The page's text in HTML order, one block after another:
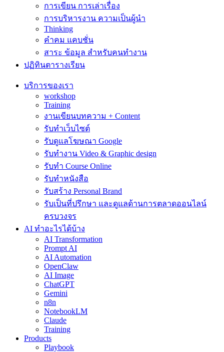
การเขียน การเล่าเรื่อง
การบริหารงาน ความเป็นผู้นำ
Thinking
คำคม แคบชั่น
สาระ ข้อมูล สำหรับคนทำงาน
ปฏิทินตารางเรียน
บริการของเรา
workshop
Training
งานเขียนบทความ + Content
รับทำเว็บไซต์
รับดูแลโฆษณา Google
รับทำงาน Video & Graphic design
รับทำ Course Online
รับทำหนังสือ
รับสร้าง Personal Brand
รับเป็นที่ปรึกษา และดูแลด้านการตลาดออนไลน์
ครบวงจร
AI ทำอะไรได้บ้าง
AI Transformation
Prompt AI
AI Automation
OpenClaw
AI Image
ChatGPT
Gemini
n8n
NotebookLM
Claude
Training
Products
Playbook